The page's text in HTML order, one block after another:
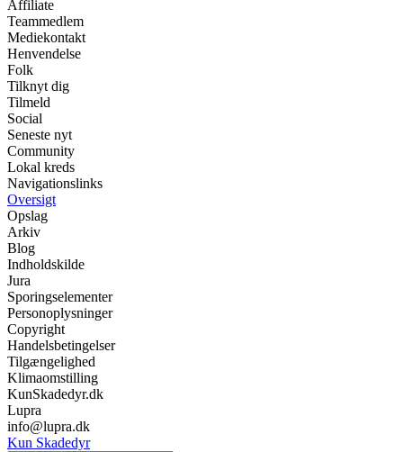
Affiliate
Teammedlem
Mediekontakt
Henvendelse
Folk
Tilknyt dig
Tilmeld
Social
Seneste nyt
Community
Lokal kreds
Navigationslinks
Oversigt
Opslag
Arkiv
Blog
Indholdskilde
Jura
Sporingselementer
Personoplysninger
Copyright
Handelsbetingelser
Tilgængelighed
Klimaomstilling
KunSkadedyr.dk
Lupra
info@lupra.dk
Kun Skadedyr